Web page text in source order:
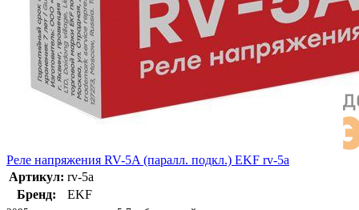
Реле напряжения RV-5A (паралл. подкл.) EKF rv-5a
Артикул: rv-5a
Бренд:
EKF